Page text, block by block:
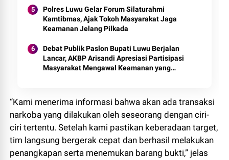
Polres Luwu Gelar Forum Silaturahmi
Kamtibmas, Ajak Tokoh Masyarakat Jaga
Keamanan Jelang Pilkada
Debat Publik Paslon Bupati Luwu Berjalan
Lancar, AKBP Arisandi Apresiasi Partisipasi
Masyarakat Mengawal Keamanan yang
“Kami menerima informasi bahwa akan ada transaksi
narkoba yang dilakukan oleh seseorang dengan ciri-
ciri tertentu. Setelah kami pastikan keberadaan target,
tim langsung bergerak cepat dan berhasil melakukan
penangkapan serta menemukan barang bukti,” jelas